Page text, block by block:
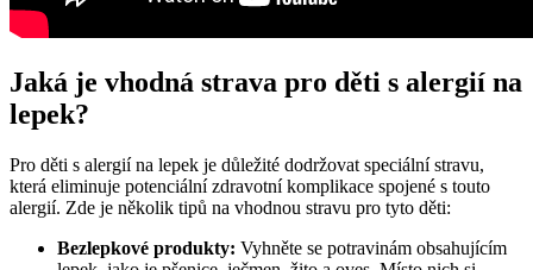
Jaká je vhodná strava pro děti s alergií na
lepek?
Pro děti s alergií na lepek je důležité dodržovat speciální stravu,
která eliminuje potenciální zdravotní komplikace spojené s touto
alergií. Zde je několik tipů na vhodnou stravu pro tyto děti:
Bezlepkové produkty: Vyhněte se potravinám obsahujícím